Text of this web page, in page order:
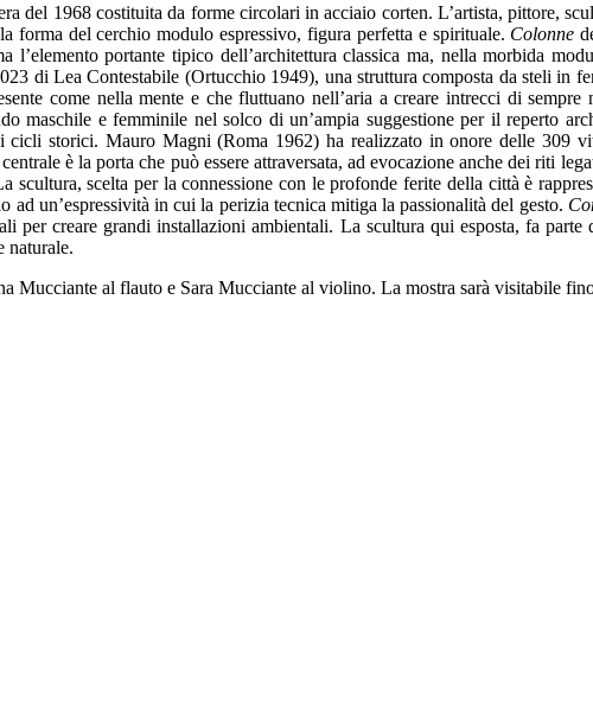
del 1968 costituita da forme circolari in acciaio corten. L’artista, pittore,
forma del cerchio modulo espressivo, figura perfetta e spirituale. Colonne
portante tipico dell’architettura classica ma, nella morbida
di Lea Contestabile (Ortucchio 1949), una struttura composta da steli in
come nella mente e che fluttuano nell’aria a creare intrecci di
maschile e femminile nel solco di un’ampia suggestione per il reperto
cicli storici. Mauro Magni (Roma 1962) ha realizzato in onore delle 309
è la porta che può essere attraversata, ad evocazione anche dei riti
scelta per la connessione con le profonde ferite della città è
un’espressività in cui la perizia tecnica mitiga la passionalità del gesto.
creare grandi installazioni ambientali. La scultura qui esposta, fa
naturale.
Mucciante al flauto e Sara Mucciante al violino. La mostra sarà visitabile